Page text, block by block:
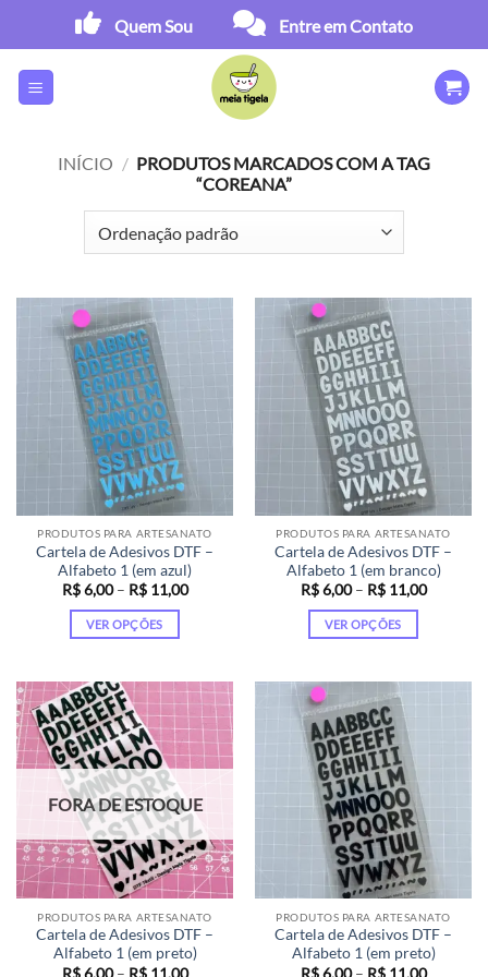
content
Quem Sou Entre em Contato
INÍCIO / PRODUTOS MARCADOS COM A TAG
“COREANA”
PRODUTOS PARA ARTESANATO
Cartela de Adesivos DTF –
Alfabeto 1 (em azul)
R$6,00 – R$11,00Faixa
VER OPÇÕES
tem
várias
variantes.
As
opções
podem
ser
escolhidas
na
página
do
produto
PRODUTOS PARA ARTESANATO
Cartela de Adesivos DTF –
Alfabeto 1 (em branco)
R$6,00 – R$11,00Faixa
VER OPÇÕES
tem
várias
variantes.
As
opções
podem
ser
escolhidas
na
página
do
produto
FORA DE ESTOQUE
PRODUTOS PARA ARTESANATO
Cartela de Adesivos DTF –
Alfabeto 1 (em preto)
Faixa
PRODUTOS PARA ARTESANATO
Cartela de Adesivos DTF –
Alfabeto 1 (em preto)
Faixa